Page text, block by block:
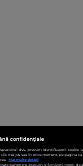
confidențiale
dvs., precum identificatorii
mai jos sau în orice moment, pe pagina
Mai multe detalii
partenere, precum si furnizorii nostri de